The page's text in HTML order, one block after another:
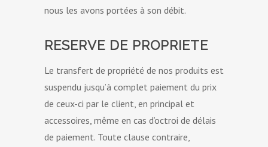
nous les avons portées à son débit.
RESERVE DE PROPRIETE
Le transfert de propriété de nos produits est
suspendu jusqu’à complet paiement du prix
de ceux-ci par le client, en principal et
accessoires, même en cas d’octroi de délais
de paiement. Toute clause contraire,